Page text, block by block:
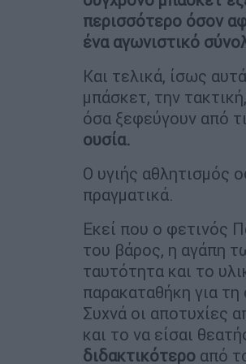
περισσότερο όσον
ένα αγωνιστικό
Και τελικά, ίσως
μπάσκετ, την
όσα ξεφεύγουν από
ουσία.
Ο υγιής αθλητισμός
πραγματικά.
Εκεί που ο φετινός
του βάρος, η αγάπη
ταυτότητα και το
παρακαταθήκη για τη
Συχνά οι αποτυχίες
και το να είσαι
διδακτικότερο από